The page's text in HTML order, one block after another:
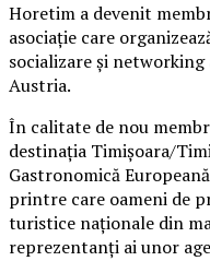
Horetim a devenit
asociație care
socializare și
Austria.
În calitate de nou
destinația Timișoara/
Gastronomică
printre care oameni de
turistice naționale din
reprezentanți ai unor